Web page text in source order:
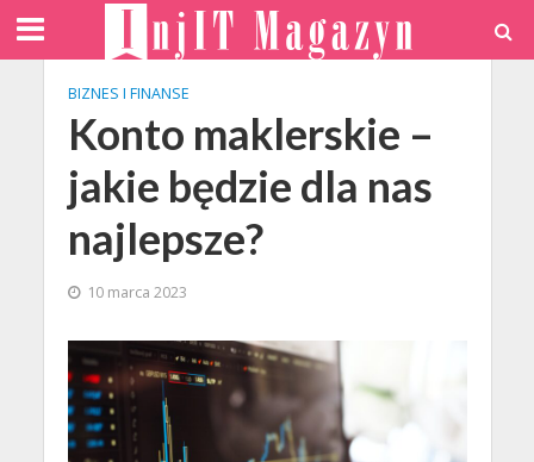
BIZNES I FINANSE
Konto maklerskie –
jakie będzie dla nas
najlepsze?
10 marca 2023